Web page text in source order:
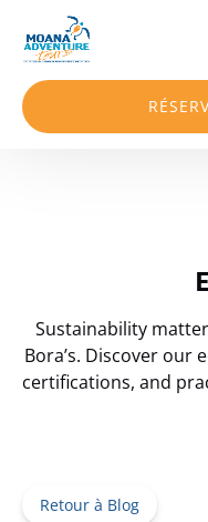
Aller à la navigation
Aller au contenu
Aller au pied de page
Sustainability
Bora’s. Discover our
certifications, and
Retour à Blog